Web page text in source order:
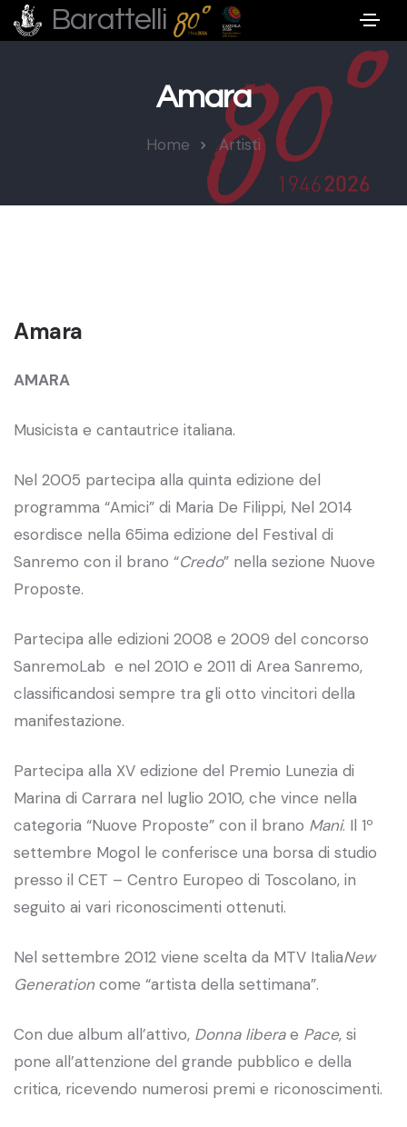
Barattelli
Amara
Home Artisti
Amara
AMARA
Musicista e cantautrice italiana.
Nel 2005 partecipa alla quinta edizione del
programma “Amici” di Maria De Filippi, Nel 2014
esordisce nella 65ima edizione del Festival di
Sanremo con il brano “Credo” nella sezione Nuove
Proposte.
Partecipa alle edizioni 2008 e 2009 del concorso
SanremoLab e nel 2010 e 2011 di Area Sanremo,
classificandosi sempre tra gli otto vincitori della
manifestazione.
Partecipa alla XV edizione del Premio Lunezia di
Marina di Carrara nel luglio 2010, che vince nella
categoria “Nuove Proposte” con il brano Mani. Il 1º
settembre Mogol le conferisce una borsa di studio
presso il CET – Centro Europeo di Toscolano, in
seguito ai vari riconoscimenti ottenuti.
Nel settembre 2012 viene scelta da MTV ItaliaNew
Generation come “artista della settimana”.
Con due album all’attivo, Donna liberae Pace, si
pone all’attenzione del grande pubblico e della
critica, ricevendo numerosi premi e riconoscimenti.